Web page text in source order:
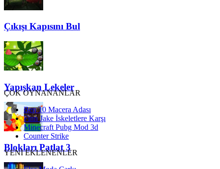
Çıkışı Kapısını Bul
Yapışkan Lekeler
Blokları Patlat 3
ÇOK OYNANANLAR
Ben 10 Macera Adası
Finn Jake İskeletlere Karşı
Minecraft Pubg Mod 3d
Counter Strike
YENİ EKLENENLER